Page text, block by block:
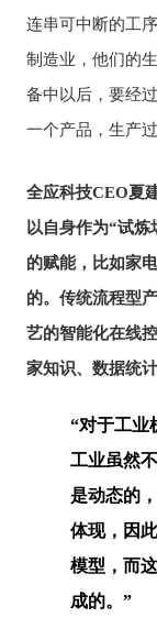
连串可中断的工
制造业，他们的
备中以后，要经
一个产品，生产
全应科技CEO夏
以自身作为“试
的赋能，比如家
的。传统流程型
艺的智能化在线
家知识、数据统
“对于工业
工业虽然
是动态的
体现，因
模型，而
成的。”